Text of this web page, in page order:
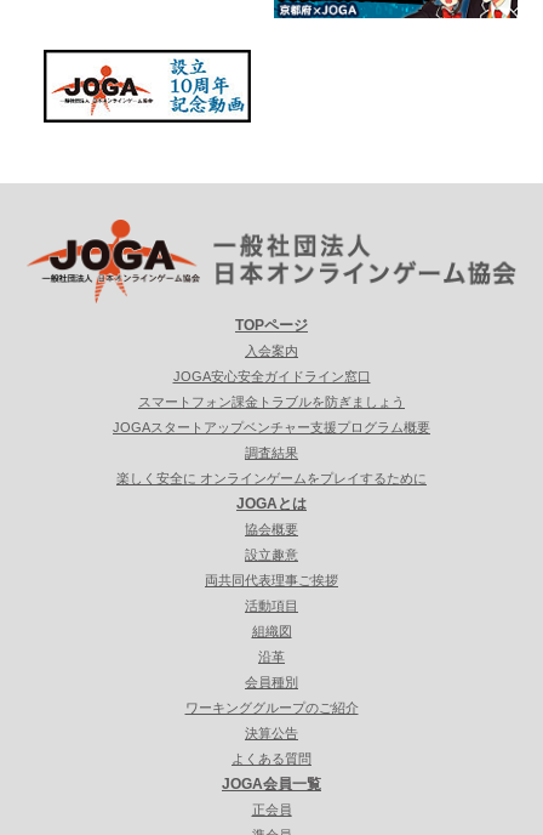
TOPページ
入会案内
JOGA安心安全ガイドライン窓口
スマートフォン課金トラブルを防ぎましょう
JOGAスタートアップベンチャー支援プログラム概要
調査結果
楽しく安全に オンラインゲームをプレイするために
JOGAとは
協会概要
設立趣意
両共同代表理事ご挨拶
活動項目
組織図
沿革
会員種別
ワーキンググループのご紹介
決算公告
よくある質問
JOGA会員一覧
正会員